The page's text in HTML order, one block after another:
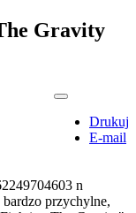
Gravity
Drukuj
E-mail
przychylne,